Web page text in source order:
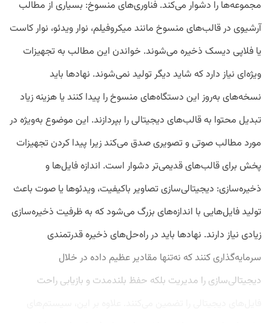
مجموعه‌ها را دشوار می‌کند. فناوری‌های منسوخ: بسیاری از مطالب
آرشیوی در قالب‌های منسوخ مانند میکروفیلم، نوار ویدئو، نوار کاست
یا فلاپی دیسک ذخیره می‌شوند. خواندن این مطالب به تجهیزات
ویژه‌ای نیاز دارد که شاید دیگر تولید نمی‌شوند. نهادها باید
نسخه‌های به‌روز این دستگاه‌های منسوخ را پیدا کنند یا هزینه زیاد
تبدیل محتوا به قالب‌های دیجیتالی را بپردازند. این موضوع به‌ویژه در
مورد مطالب صوتی و تصویری صدق می‌کند زیرا پیدا کردن تجهیزات
پخش برای قالب‌های قدیمی‌تر دشوار است. اندازه‌ فایل‌ها و
ذخیره‌سازی: دیجیتالی‌سازی تصاویر باکیفیت، ویدئوها یا صوت باعث
تولید فایل‌هایی با اندازه‌های بزرگ می‌شود که به ظرفیت ذخیره‌سازی
زیادی نیاز دارند. نهادها باید در راه‌حل‌های ذخیره قدرتمندی
سرمایه‌گذاری کنند که نه‌تنها مقادیر عظیم داده در خلال
دیجیتالی‌سازی را مدیریت بلکه حفظ بلندمدت و بازیابی راحت